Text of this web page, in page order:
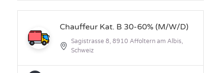
Chauffeur Kat. B 30-60% (M/W/D)
Sagistrasse 8, 8910 Affoltern am Albis,
Schweiz